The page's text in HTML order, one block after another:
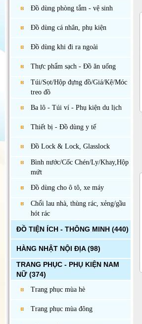
Đồ dùng phòng tắm - vệ sinh
Đồ dùng cá nhân, phụ kiện
Đồ dùng khi đi ra ngoài
Thực phẩm sạch - Đồ ăn uống
Túi/Sọt/Hộp đựng đồ/Giá/Kệ/Móc
treo đồ
Ba lô - Túi ví - Phụ kiện du lịch
Thiết bị - Đồ dùng y tế
Đồ Lock & Lock, Glasslock
Bình nước/Cốc Chén/Ly/Khay,Hộp
mứt
Đồ dùng cho ô tô, xe máy
Chổi lau nhà, thùng rác, xẻng/gầu
hót rác
ĐỒ TIỆN ÍCH - THÔNG MINH (440)
HÀNG NHẬT NỘI ĐỊA(98)
TRANG PHỤC - PHỤ KIỆN NAM
NỮ (374)
Trang phục mùa hè
Trang phục mùa đông